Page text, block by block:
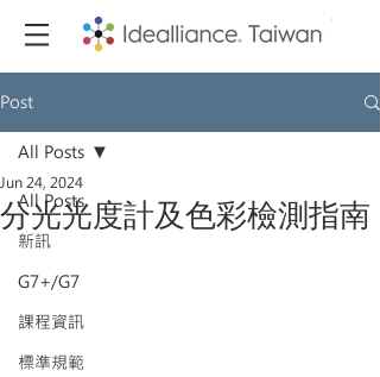
Post
All Posts
新訊
G7+/G7
課程資訊
標準規範
All Posts
分光光度計及色彩檢測指南
Jun 24, 2024